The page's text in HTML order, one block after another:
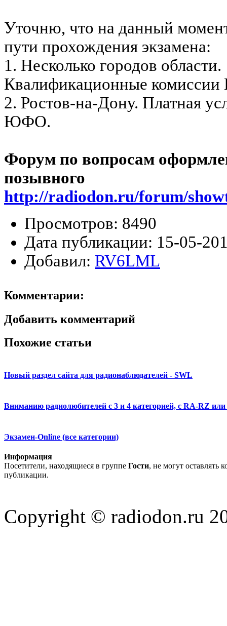
Уточню, что на данный
пути прохождения экзамена:
1. Несколько городов области.
Квалификационные
2. Ростов-на-Дону. Платная
ЮФО.
Форум по вопросам
позывного
http://radiodon.ru/forum/
Просмотров: 8490
Дата публикации: 15-05-
Добавил: RV6LML
Комментарии:
Добавить комментарий
Похожие статьи
Новый раздел сайта для радионаблюдателей - SWL
Вниманию радиолюбителей с 3 и 4 категорией, с RA-RZ
Экзамен-Online (все категории)
Информация
Посетители, находящиеся в группе Гости, не могут оставлять
публикации.
Copyright © radiodon.ru